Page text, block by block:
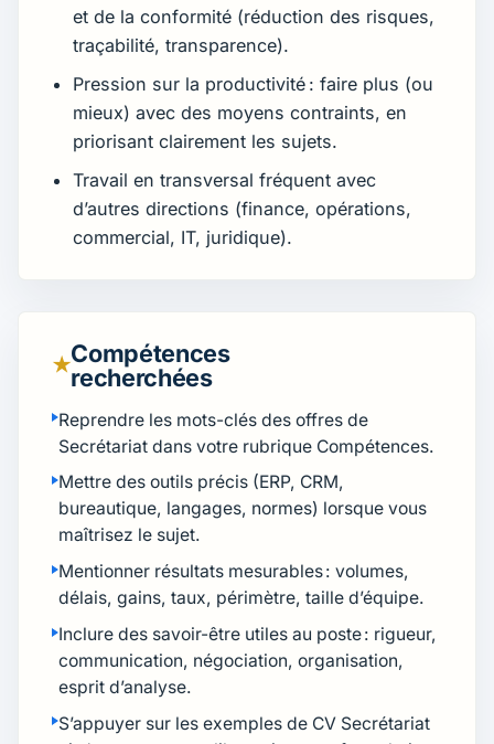
et de la conformité (réduction des risques,
traçabilité, transparence).
Pression sur la productivité : faire plus (ou
mieux) avec des moyens contraints, en
priorisant clairement les sujets.
Travail en transversal fréquent avec
d’autres directions (finance, opérations,
commercial, IT, juridique).
★Compétences
recherchées
Reprendre les mots-clés des offres de
Secrétariat dans votre rubrique Compétences.
Mettre des outils précis (ERP, CRM,
bureautique, langages, normes) lorsque vous
maîtrisez le sujet.
Mentionner résultats mesurables : volumes,
délais, gains, taux, périmètre, taille d’équipe.
Inclure des savoir-être utiles au poste : rigueur,
communication, négociation, organisation,
esprit d’analyse.
S’appuyer sur les exemples de CV Secrétariat